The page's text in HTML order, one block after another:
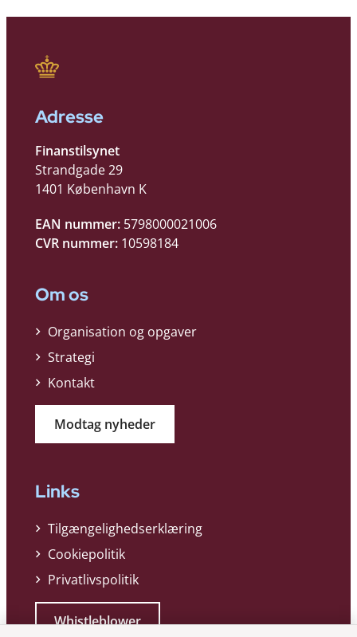
Adresse
Finanstilsynet
Strandgade 29
1401 København K
EAN nummer: 5798000021006
CVR nummer: 10598184
Om os
Organisation og opgaver
Strategi
Kontakt
Modtag nyheder
Links
Tilgængelighedserklæring
Cookiepolitik
Privatlivspolitik
Whistleblower